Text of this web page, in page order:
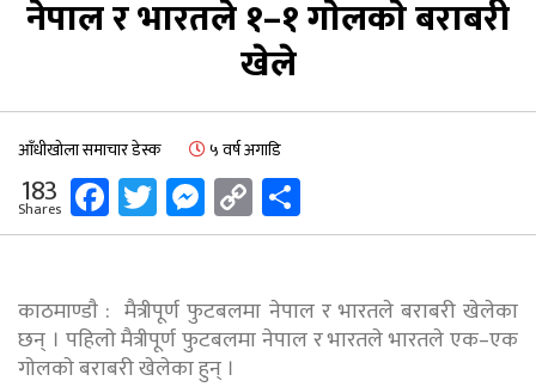
नेपाल र भारतले १–१ गाेलकाे बराबरी
खेले
आँधीखोला समाचार डेस्क ५ वर्ष अगाडि
183
Shares Facebook
Twitter
Messenger
Copy
Link
काठमाण्डाै : मैत्रीपूर्ण फुटबलमा नेपाल र भारतले बराबरी खेलेका
छन् । पहिलाे मैत्रीपूर्ण फुटबलमा नेपाल र भारतले भारतले एक–एक
गाेलकाे बराबरी खेलेका हुन् ।